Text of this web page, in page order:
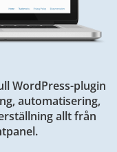
WordPress-plugin
automatisering,
allt från